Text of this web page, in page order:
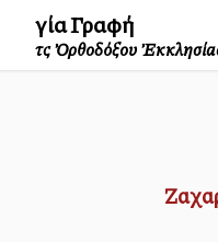
Ἁγία Γραφή
τῆς Ὀρθοδόξου